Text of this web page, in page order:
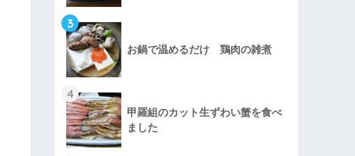
3
お鍋で温めるだけ 鶏肉の雑煮
4
甲羅組のカット生ずわい蟹を食べ
ました